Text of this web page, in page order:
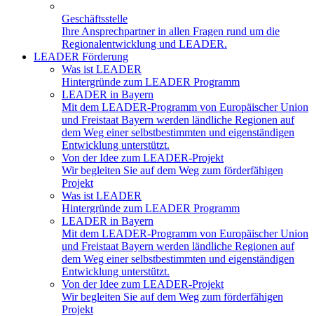
Geschäftsstelle
Ihre Ansprechpartner in allen Fragen rund um die
Regionalentwicklung und LEADER.
LEADER Förderung
Was ist LEADER
Hintergründe zum LEADER Programm
LEADER in Bayern
Mit dem LEADER-Programm von Europäischer Union
und Freistaat Bayern werden ländliche Regionen auf
dem Weg einer selbstbestimmten und eigenständigen
Entwicklung unterstützt.
Von der Idee zum LEADER-Projekt
Wir begleiten Sie auf dem Weg zum förderfähigen
Projekt
Was ist LEADER
Hintergründe zum LEADER Programm
LEADER in Bayern
Mit dem LEADER-Programm von Europäischer Union
und Freistaat Bayern werden ländliche Regionen auf
dem Weg einer selbstbestimmten und eigenständigen
Entwicklung unterstützt.
Von der Idee zum LEADER-Projekt
Wir begleiten Sie auf dem Weg zum förderfähigen
Projekt